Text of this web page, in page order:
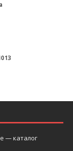
— каталог